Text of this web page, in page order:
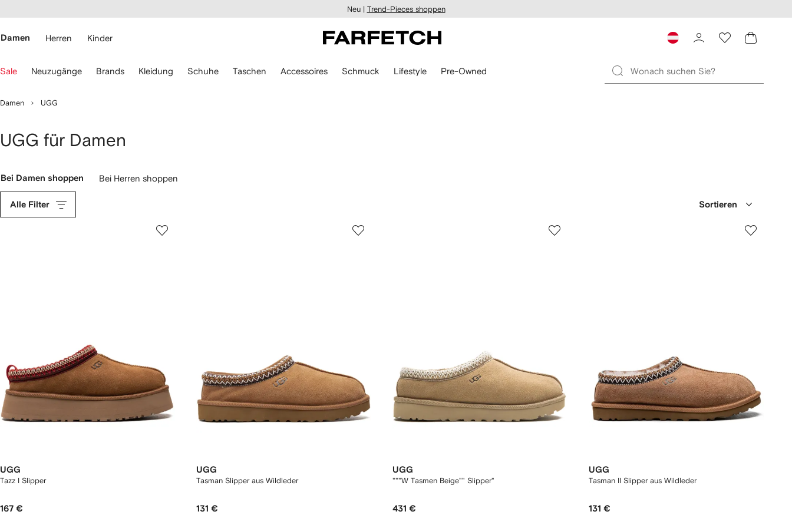
Neu | Trend-Pieces shoppen
Damen Herren Kinder
Sale Neuzugänge Brands Kleidung Schuhe Taschen Accessoires Schmuck Lifestyle Pre-Owned
Damen UGG
UGG für Damen
Bei Damen shoppen Bei Herren shoppen
Alle Filter Sortieren
UGG
Tazz I Slipper
167 €
UGG
Tasman Slipper aus Wildleder
131 €
UGG
"""W Tasmen Beige"" Slipper"
431 €
UGG
Tasman II Slipper aus Wildleder
131 €